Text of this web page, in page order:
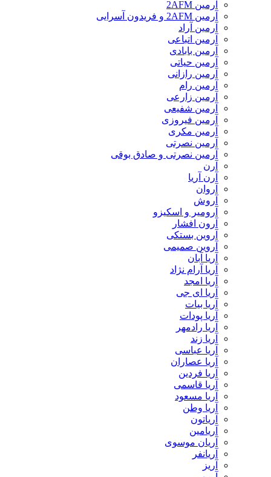
آرمین 2AFM
آرمین 2AFM و فریدون آسرایی
آرمین آراد
آرمین اتباعی
آرمین بابادی
آرمین حیاتی
آرمین رازانی
آرمین رام
آرمین زارعی
آرمین شفیعی
آرمین فیروزی
آرمین مکری
آرمین نصرتی
آرمین نصرتی و صادق بوقی
آرن
آرن آریا
آروان
آروش
آرومیر و اسکیزو
آرون افشار
آروین بستکی
آروین صمیمی
آریا آبان
آریا آرام نژاد
آریا امجد
آریا ای جی
آریا بیات
آریا پودات
آریا رادمهر
آریا زند
آریا عباسی
آریا عصاران
آریا فردین
آریا قاسمی
آریا مسعود
آریا وطن
آریاتون
آریامین
آریان موسوی
آریانفر
آریز